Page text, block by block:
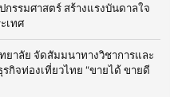
รรมศาสตร์ สร้างแรงบันดาลใจ
เทศ
าลัย จัดสัมมนาทางวิชาการและ
กิจท่องเที่ยวไทย “ขายได้ ขายดี